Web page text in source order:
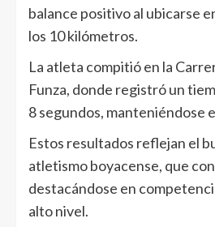
balance positivo al ubicarse
los 10 kilómetros.
La atleta compitió en la
Funza, donde registró un
8 segundos, manteniéndose
Estos resultados reflejan el
atletismo boyacense, que
destacándose en
alto nivel.